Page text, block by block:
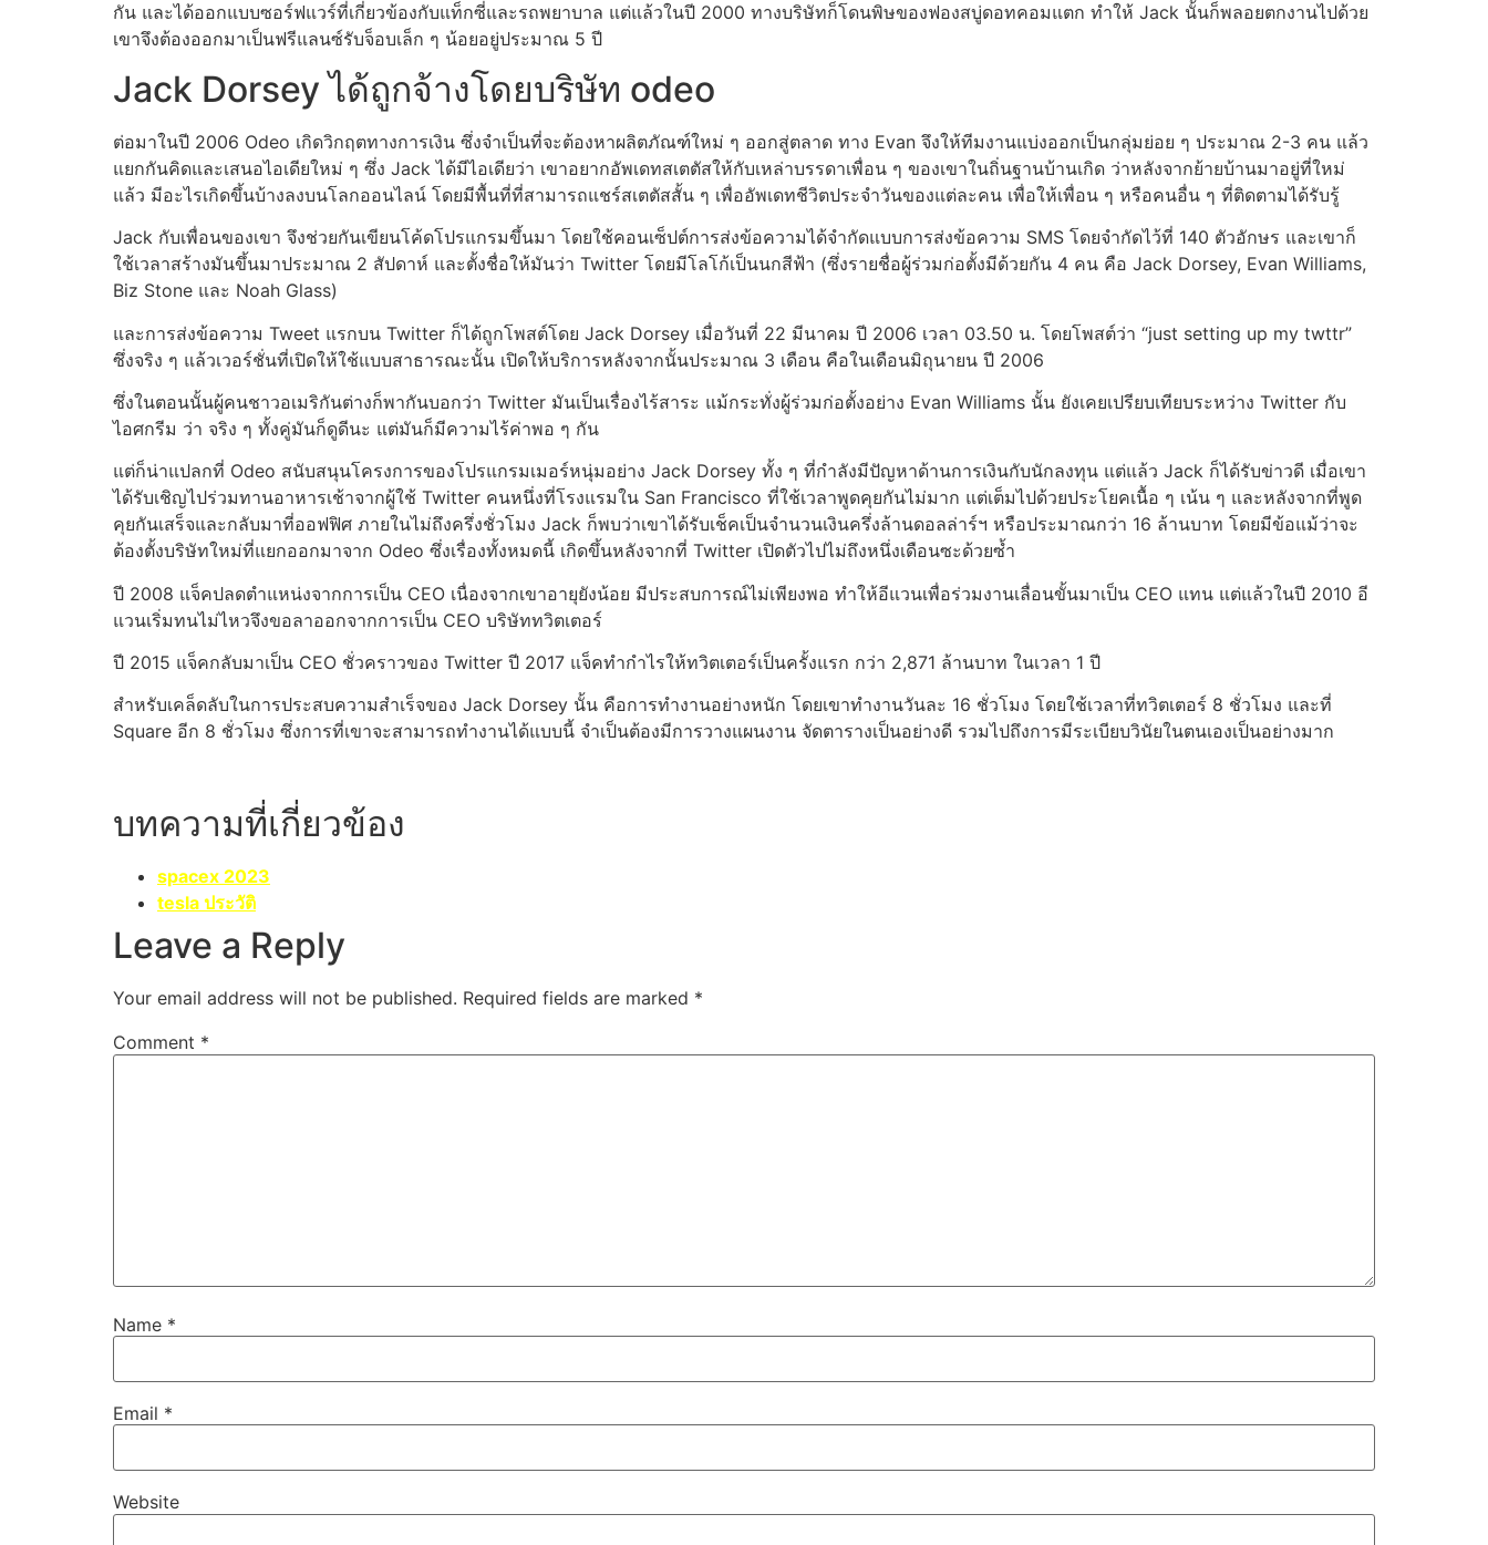
กัน และได้ออกแบบซอร์ฟแวร์ที่เกี่ยวข้องกับแท็กซี่และรถพยาบาล แต่แล้วในปี 2000 ทางบริษัทก็โดนพิษของฟองสบู่ดอทคอมแตก ทำให้ Jack นั้นก็พลอยตกงานไปด้วย
เขาจึงต้องออกมาเป็นฟรีแลนซ์รับจ็อบเล็ก ๆ น้อยอยู่ประมาณ 5 ปี
Jack Dorsey ได้ถูกจ้างโดยบริษัท odeo
ต่อมาในปี 2006 Odeo เกิดวิกฤตทางการเงิน ซึ่งจำเป็นที่จะต้องหาผลิตภัณฑ์ใหม่ ๆ ออกสู่ตลาด ทาง Evan จึงให้ทีมงานแบ่งออกเป็นกลุ่มย่อย ๆ ประมาณ 2-3 คน แล้ว
แยกกันคิดและเสนอไอเดียใหม่ ๆ ซึ่ง Jack ได้มีไอเดียว่า เขาอยากอัพเดทสเตตัสให้กับเหล่าบรรดาเพื่อน ๆ ของเขาในถิ่นฐานบ้านเกิด ว่าหลังจากย้ายบ้านมาอยู่ที่ใหม่
แล้ว มีอะไรเกิดขึ้นบ้างลงบนโลกออนไลน์ โดยมีพื้นที่ที่สามารถแชร์สเตตัสสั้น ๆ เพื่ออัพเดทชีวิตประจำวันของแต่ละคน เพื่อให้เพื่อน ๆ หรือคนอื่น ๆ ที่ติดตามได้รับรู้
Jack กับเพื่อนของเขา จึงช่วยกันเขียนโค้ดโปรแกรมขึ้นมา โดยใช้คอนเซ็ปต์การส่งข้อความได้จำกัดแบบการส่งข้อความ SMS โดยจำกัดไว้ที่ 140 ตัวอักษร และเขาก็
ใช้เวลาสร้างมันขึ้นมาประมาณ 2 สัปดาห์ และตั้งชื่อให้มันว่า Twitter โดยมีโลโก้เป็นนกสีฟ้า (ซึ่งรายชื่อผู้ร่วมก่อตั้งมีด้วยกัน 4 คน คือ Jack Dorsey, Evan Williams,
Biz Stone และ Noah Glass)
และการส่งข้อความ Tweet แรกบน Twitter ก็ได้ถูกโพสต์โดย Jack Dorsey เมื่อวันที่ 22 มีนาคม ปี 2006 เวลา 03.50 น. โดยโพสต์ว่า “just setting up my twttr”
ซึ่งจริง ๆ แล้วเวอร์ชั่นที่เปิดให้ใช้แบบสาธารณะนั้น เปิดให้บริการหลังจากนั้นประมาณ 3 เดือน คือในเดือนมิถุนายน ปี 2006
ซึ่งในตอนนั้นผู้คนชาวอเมริกันต่างก็พากันบอกว่า Twitter มันเป็นเรื่องไร้สาระ แม้กระทั่งผู้ร่วมก่อตั้งอย่าง Evan Williams นั้น ยังเคยเปรียบเทียบระหว่าง Twitter กับ
ไอศกรีม ว่า จริง ๆ ทั้งคู่มันก็ดูดีนะ แต่มันก็มีความไร้ค่าพอ ๆ กัน
แต่ก็น่าแปลกที่ Odeo สนับสนุนโครงการของโปรแกรมเมอร์หนุ่มอย่าง Jack Dorsey ทั้ง ๆ ที่กำลังมีปัญหาด้านการเงินกับนักลงทุน แต่แล้ว Jack ก็ได้รับข่าวดี เมื่อเขา
ได้รับเชิญไปร่วมทานอาหารเช้าจากผู้ใช้ Twitter คนหนึ่งที่โรงแรมใน San Francisco ที่ใช้เวลาพูดคุยกันไม่มาก แต่เต็มไปด้วยประโยคเนื้อ ๆ เน้น ๆ และหลังจากที่พูด
คุยกันเสร็จและกลับมาที่ออฟฟิศ ภายในไม่ถึงครึ่งชั่วโมง Jack ก็พบว่าเขาได้รับเช็คเป็นจำนวนเงินครึ่งล้านดอลล่าร์ฯ หรือประมาณกว่า 16 ล้านบาท โดยมีข้อแม้ว่าจะ
ต้องตั้งบริษัทใหม่ที่แยกออกมาจาก Odeo ซึ่งเรื่องทั้งหมดนี้ เกิดขึ้นหลังจากที่ Twitter เปิดตัวไปไม่ถึงหนึ่งเดือนซะด้วยซ้ำ
ปี 2008 แจ็คปลดตำแหน่งจากการเป็น CEO เนื่องจากเขาอายุยังน้อย มีประสบการณ์ไม่เพียงพอ ทำให้อีแวนเพื่อร่วมงานเลื่อนขั้นมาเป็น CEO แทน แต่แล้วในปี 2010 อี
แวนเริ่มทนไม่ไหวจึงขอลาออกจากการเป็น CEO บริษัททวิตเตอร์
ปี 2015 แจ็คกลับมาเป็น CEO ชั่วคราวของ Twitter ปี 2017 แจ็คทำกำไรให้ทวิตเตอร์เป็นครั้งแรก กว่า 2,871 ล้านบาท ในเวลา 1 ปี
สำหรับเคล็ดลับในการประสบความสำเร็จของ Jack Dorsey นั้น คือการทำงานอย่างหนัก โดยเขาทำงานวันละ 16 ชั่วโมง โดยใช้เวลาที่ทวิตเตอร์ 8 ชั่วโมง และที่
Square อีก 8 ชั่วโมง ซึ่งการที่เขาจะสามารถทำงานได้แบบนี้ จำเป็นต้องมีการวางแผนงาน จัดตารางเป็นอย่างดี รวมไปถึงการมีระเบียบวินัยในตนเองเป็นอย่างมาก
บทความที่เกี่ยวข้อง
spacex 2023
tesla ประวัติ
Leave a Reply
Your email address will not be published. Required fields are marked *
Comment *
Name *
Email *
Website